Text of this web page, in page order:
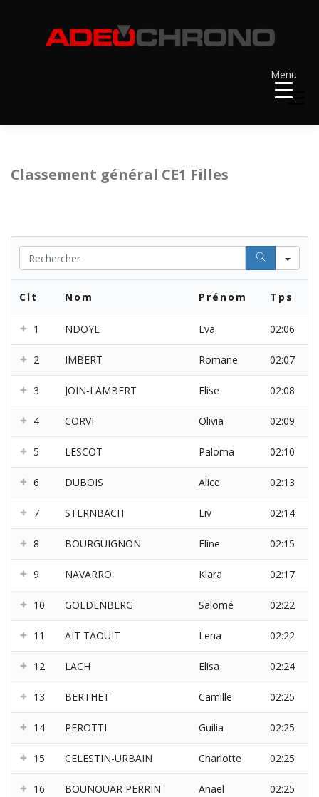
Menu
Menu
CONTACT ET LIENS UTILES
Classement général CE1 Filles
Clt Nom Prénom Tps
1 NDOYE Eva 02:06
2 IMBERT Romane 02:07
3 JOIN-LAMBERT Elise 02:08
4 CORVI Olivia 02:09
5 LESCOT Paloma 02:10
6 DUBOIS Alice 02:13
7 STERNBACH Liv 02:14
8 BOURGUIGNON Eline 02:15
9 NAVARRO Klara 02:17
10 GOLDENBERG Salomé 02:22
11 AIT TAOUIT Lena 02:22
12 LACH Elisa 02:24
13 BERTHET Camille 02:25
14 PEROTTI Guilia 02:25
15 CELESTIN-URBAIN Charlotte 02:25
16 BOUNOUAR PERRIN Anael 02:25